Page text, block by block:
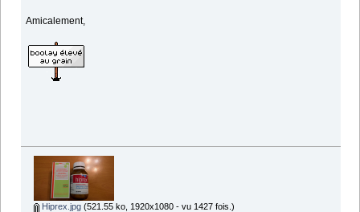
Amicalement,
Hiprex.jpg(521.55 ko, 1920x1080 - vu 1427 fois.)